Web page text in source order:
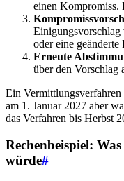
einen Kompromiss.
oder eine geänderte
Erneute
über den Vorschlag
Ein Vermittlungsverfahren
am 1. Januar 2027 aber
das Verfahren bis Herbst
Rechenbeispiel:
würde#